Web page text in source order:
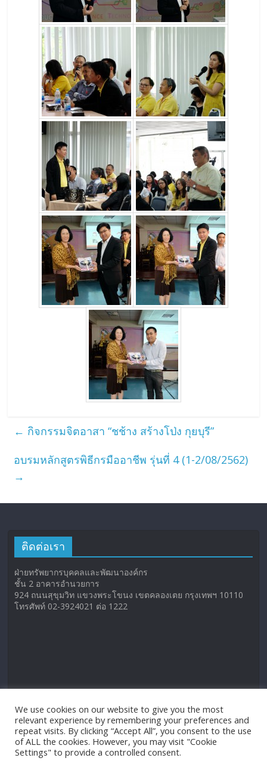
← กิจกรรมจิตอาสา “ชช้าง สร้างโป่ง กุยบุรี”
อบรมหลักสูตรพิธีกรมืออาชีพ รุ่นที่ 4 (1-2/08/2562)
→
ติดต่อเรา
ฝ่ายทรัพยากรบุคคลและพัฒนาองค์กร
ชั้น 2 อาคารอำนวยการ
924 ถนนสุขุมวิท แขวงพระโขนง เขตคลองเตย กรุงเทพฯ 10110
โทรศัพท์ 02-3924021 ต่อ 1222
We use cookies on our website to give you the most
relevant experience by remembering your preferences and
repeat visits. By clicking “Accept All”, you consent to the use
of ALL the cookies. However, you may visit "Cookie
Settings" to provide a controlled consent.